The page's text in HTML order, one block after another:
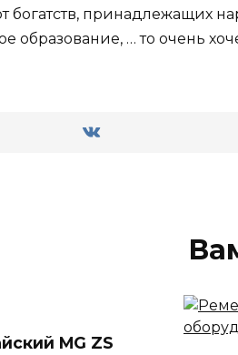
богатств, принадлежащих
образование, … то очень
MG ZS